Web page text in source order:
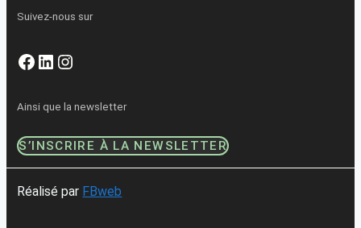
Suivez-nous sur
Facebook
LinkedIn
Instagram
Ainsi que la newsletter
S’INSCRIRE À LA NEWSLETTER
Réalisé par FBweb